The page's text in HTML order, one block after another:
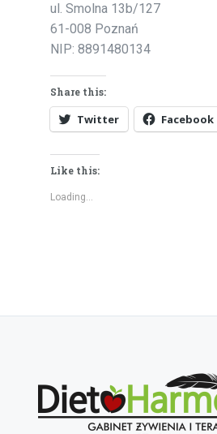
ul. Smolna 13b/127
61-008 Poznań
NIP: 8891480134
Share this:
Twitter Facebook
Like this:
Loading...